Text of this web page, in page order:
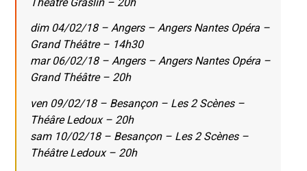
dim 04/02/18 – Angers – Angers Nantes Opéra –
Grand Théâtre – 14h30
mar 06/02/18 – Angers – Angers Nantes Opéra –
Grand Théâtre – 20h
ven 09/02/18 – Besançon – Les 2 Scènes –
Théâre Ledoux – 20h
sam 10/02/18 – Besançon – Les 2 Scènes –
Théâtre Ledoux – 20h